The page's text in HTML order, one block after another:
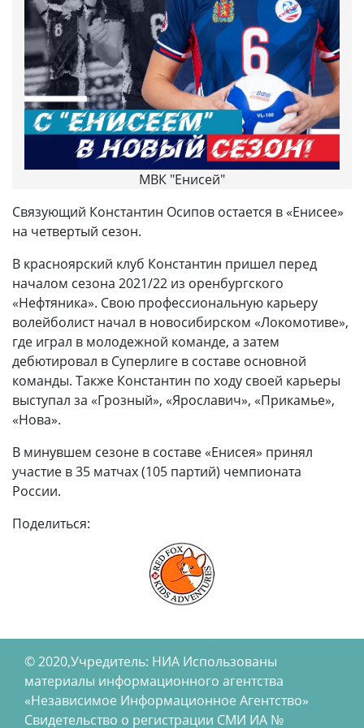
МВК "Енисей"
Связующий Константин Осипов остается в «Енисее»
на четвертый сезон.
В красноярский клуб Константин пришел перед
началом сезона 2021/22 из оренбургского
«Нефтяника». Свою профессиональную карьеру
волейболист начал в новосибирском «Локомотиве»,
где играл в молодежной команде, а затем
дебютировал в Суперлиге в составе основной
команды. Также Константин по ходу своей карьеры
выступал за «Грозный», «Ярославич», «Прикамье»,
«Нова».
В минувшем сезоне в составе «Енисея» принял
участие в 35 матчах (105 партий) чемпионата
России.
Поделиться:
© 2020,Учредитель: НИА Использованы
материалы информационного агентства
«Независимое Информационное Агентство»
Свидетельство о регистрации СМИ ИА №